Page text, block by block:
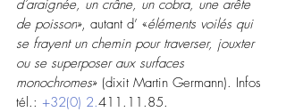
d’araignée, un crâne, un cobra, une arête
de poisson», autant d’ «éléments voilés qui
se frayent un chemin pour traverser, jouxter
ou se superposer aux surfaces
monochromes» (dixit Martin Germann). Infos
tél.: +32(0) 2.411.11.85.